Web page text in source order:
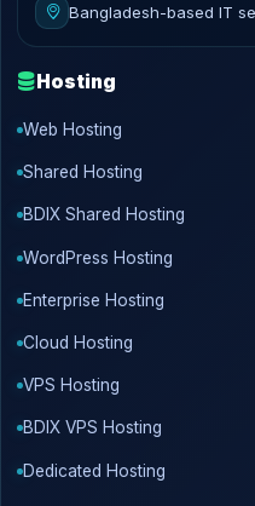
Bangladesh-based IT
Hosting
Web Hosting
Shared Hosting
BDIX Shared Hosting
WordPress Hosting
Enterprise Hosting
Cloud Hosting
VPS Hosting
BDIX VPS Hosting
Dedicated Hosting